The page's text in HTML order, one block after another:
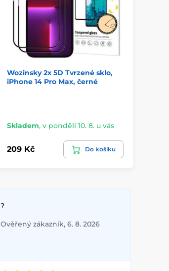
Wozinsky 2x 5D Tvrzené sklo,
iPhone 14 Pro Max, černé
Skladem, v pondělí 10. 8. u vás
209 Kč Do košíku
?
Ověřený zákazník, 6. 8. 2026